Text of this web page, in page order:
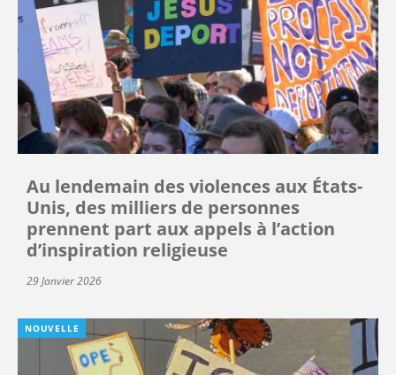
Au lendemain des violences aux États-
Unis, des milliers de personnes
prennent part aux appels à l’action
d’inspiration religieuse
29 Janvier 2026
NOUVELLE